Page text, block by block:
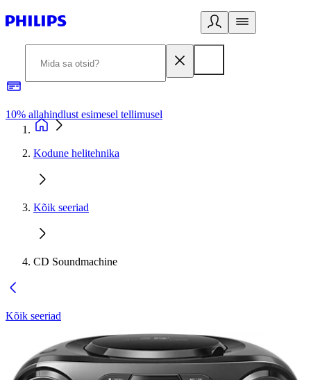
10% allahindlust esimesel tellimusel
Kodune helitehnika
Kõik seeriad
CD Soundmachine
Kõik seeriad